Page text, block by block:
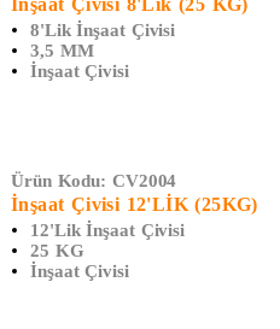
İnşaat Çivisi 8'lik (25 KG)
8'lik İnşaat Çivisi
3,5 MM
İnşaat Çivisi
Ürün Kodu: CV2004
İnşaat Çivisi 12'LİK (25KG)
12'lik İnşaat Çivisi
25 KG
İnşaat Çivisi